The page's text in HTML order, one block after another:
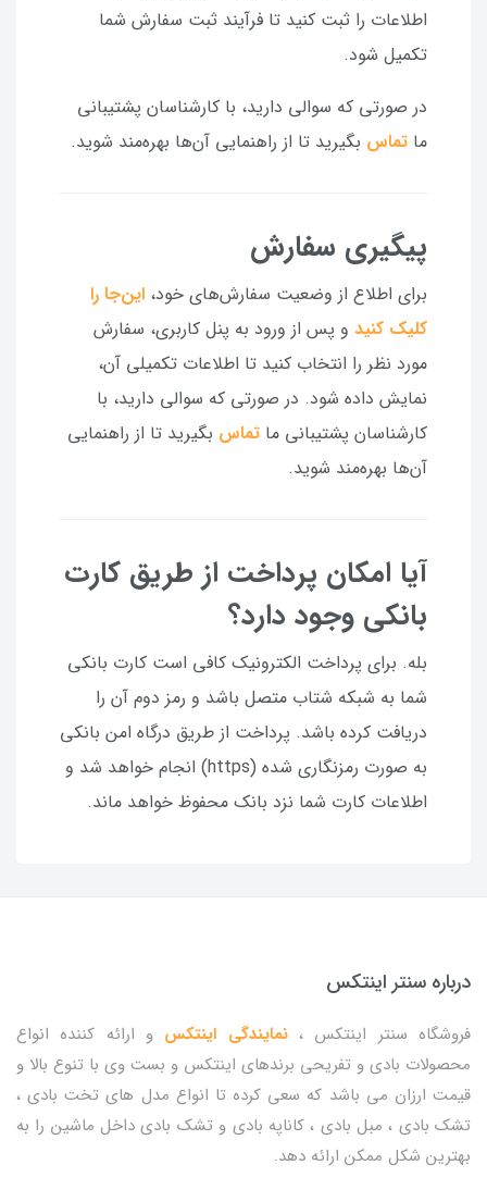
اطلاعات را ثبت کنید تا فرآیند ثبت سفارش شما
تکمیل شود.
در صورتی که سوالی دارید، با کارشناسان پشتیبانی
ما تماس بگیرید تا از راهنمایی آن‌ها بهره‌مند شوید.
پیگیری سفارش
برای اطلاع از وضعیت سفارش‌های خود، این‌جا را
کلیک کنید و پس از ورود به پنل کاربری، سفارش
مورد نظر را انتخاب کنید تا اطلاعات تکمیلی آن،
نمایش داده شود. در صورتی که سوالی دارید، با
کارشناسان پشتیبانی ما تماس بگیرید تا از راهنمایی
آن‌ها بهره‌مند شوید.
آیا امکان پرداخت از طریق کارت
بانکی وجود دارد؟
بله. برای پرداخت الکترونیک کافی است کارت بانکی
شما به شبکه شتاب متصل باشد و رمز دوم آن را
دریافت کرده باشد. پرداخت از طریق درگاه امن بانکی
به صورت رمزنگاری شده (https) انجام خواهد شد و
اطلاعات کارت شما نزد بانک محفوظ خواهد ماند.
درباره سنتر اینتکس
فروشگاه سنتر اینتکس ،نمایندگی اینتکس و ارائه کننده انواع
محصولات بادی و تفریحی برندهای اینتکس و بست وی با تنوع بالا و
قیمت ارزان می باشد که سعی کرده تا انواع مدل های تخت بادی ،
تشک بادی ، مبل بادی ، کاناپه بادی و تشک بادی داخل ماشین را به
بهترین شکل ممکن ارائه دهد.